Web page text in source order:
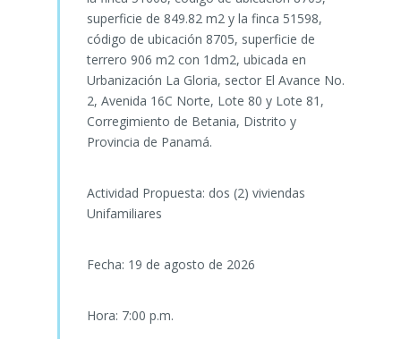
superficie de 849.82 m2 y la finca 51598,
código de ubicación 8705, superficie de
terrero 906 m2 con 1dm2, ubicada en
Urbanización La Gloria, sector El Avance No.
2, Avenida 16C Norte, Lote 80 y Lote 81,
Corregimiento de Betania, Distrito y
Provincia de Panamá.
Actividad Propuesta: dos (2) viviendas
Unifamiliares
Fecha: 19 de agosto de 2026
Hora: 7:00 p.m.